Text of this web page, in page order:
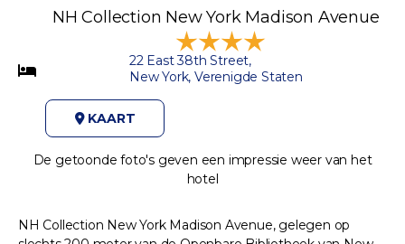
NH Collection New York Madison Avenue
22 East 38th Street,
New York, Verenigde Staten
KAART
De getoonde foto's geven een impressie weer van het
hotel
NH Collection New York Madison Avenue, gelegen op